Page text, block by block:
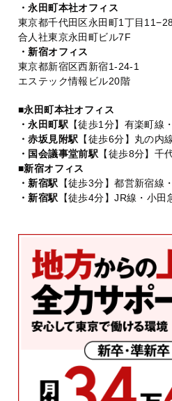
・永田町本社オフィス
東京都千代田区永田町1丁目
合人社東京永田町ビル7F
・新宿オフィス
東京都新宿区西新宿1-24-1
エステック情報ビル20階
■永田町本社オフィス
・永田町駅 【徒歩1分】有楽町線
・赤坂見附駅 【徒歩6分】丸の内
・国会議事堂前駅 【徒歩8分】千
■新宿オフィス
・新宿駅 【徒歩3分】都営新宿線
・新宿駅 【徒歩4分】JR線・小